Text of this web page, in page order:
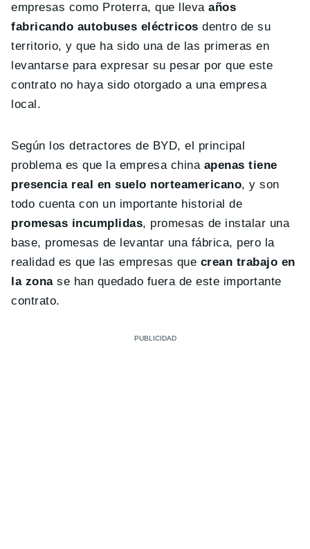
empresas como Proterra, que llevaaños
fabricando autobuses eléctricos dentro de su
territorio, y que ha sido una de las primeras en
levantarse para expresar su pesar por que este
contrato no haya sido otorgado a una empresa
local.
Según los detractores de BYD, el principal
problema es que la empresa chinaapenas tiene
presencia real en suelo norteamericano, y son
todo cuenta con un importante historial de
promesas incumplidas, promesas de instalar una
base, promesas de levantar una fábrica, pero la
realidad es que las empresas que crean trabajo en
la zonase han quedado fuera de este importante
contrato.